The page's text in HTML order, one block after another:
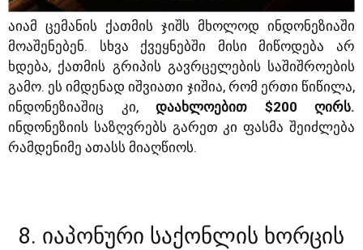
აიამ ცემანის ქათმის ჯიშს მხოლოდ ინდონეზიაში
მოაშენებენ. სხვა ქვეყნებში მისი მიწოდება არ
ხდება, ქათმის გრიპის გავრცელების საშიშროების
გამო. ეს იმდენად იშვიათი ჯიშია, რომ ერთი წიწილა,
ინდონეზიაშიც კი, დაახლოებით $200 ღირს.
ინდონეზიის საზღვრებს გარეთ კი ფასმა შეიძლება
რამდენიმე ათასს მიაღწიოს.
8. იაპონური საქონლის ხორცის